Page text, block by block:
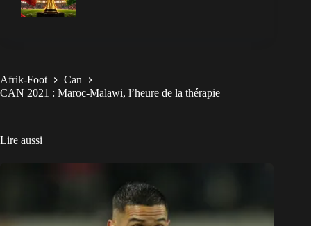
Afrik-Foot
Can
CAN 2021 : Maroc-Malawi, l’heure de la thérapie
Lire aussi